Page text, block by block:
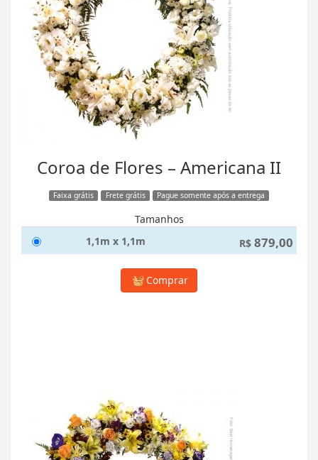
Coroa de Flores – Americana II
Faixa grátis Frete grátis Pague somente após a entrega
Tamanhos
1,1m x 1,1m
R$ 879,00
Comprar